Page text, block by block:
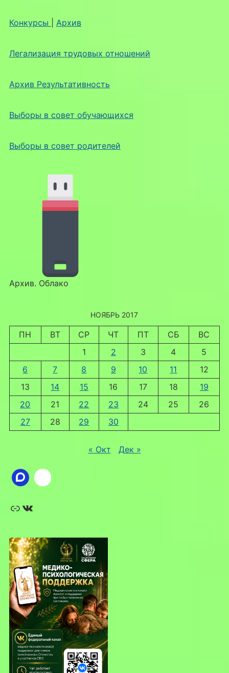
Конкурсы Архив
Легализация трудовых отношений
Архив Результативность
Выборы в совет обучающихся
Выборы в совет родителей
Архив. Облако
НОЯБРЬ 2017
ПН ВТ СР ЧТ ПТ СБ
ВС
1
2 3 4
5
6
7 8 9 10 11
12
13
14 15 16 17 18
19
20
21 22 23 24 25
26
27
28 29 30
« Окт Дек »
Ссылка